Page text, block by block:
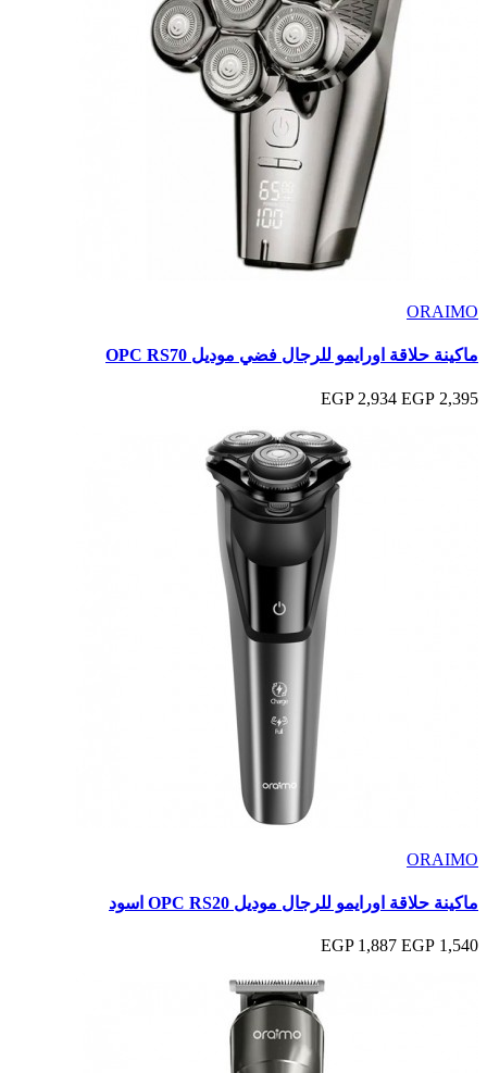
ORAIMO
ماكينة حلاقة اورايمو للرجال فضي موديل OPC RS70
2,395 EGP
2,934 EGP
ORAIMO
ماكينة حلاقة اورايمو للرجال موديل OPC RS20 اسود
1,540 EGP
1,887 EGP